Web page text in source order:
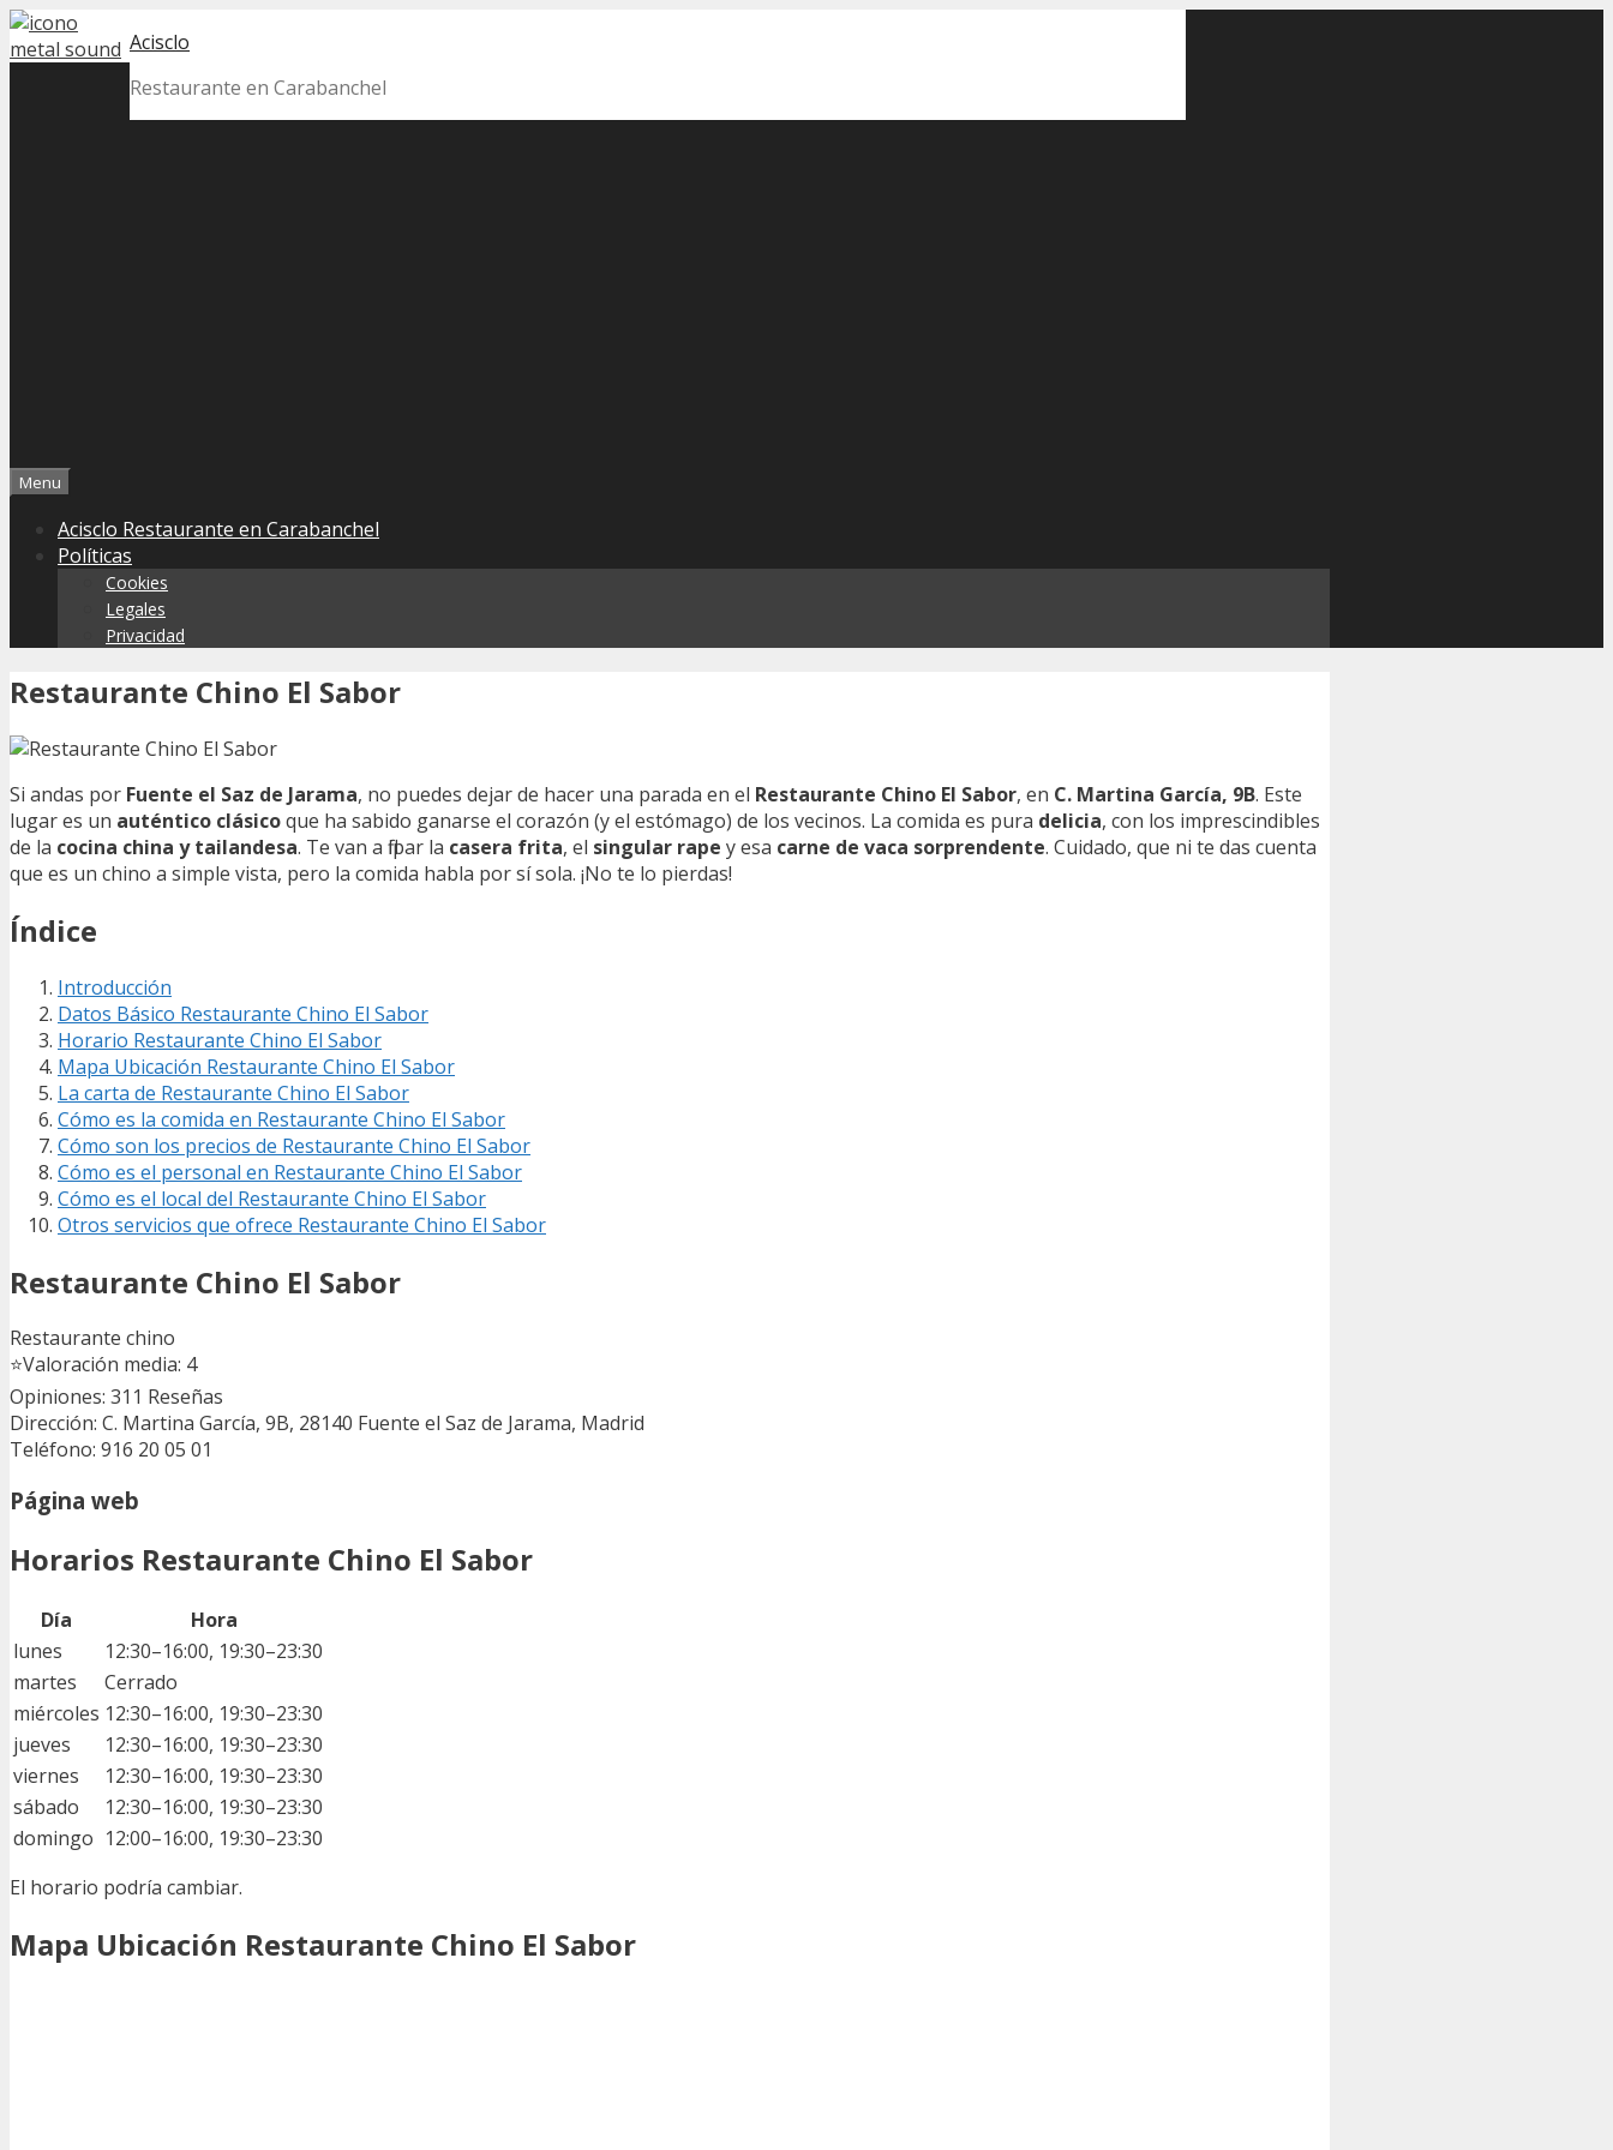
Skip
to
Acisclo
Restaurante en Carabanchel
Menu
Acisclo Restaurante en Carabanchel
Políticas
Cookies
Legales
Privacidad
Restaurante Chino El Sabor
Si andas por Fuente el Saz de Jarama, no puedes dejar de hacer una parada en el Restaurante Chino El Sabor, en C. Martina García, 9B. Este
lugar es un auténtico clásicoque ha sabido ganarse el corazón (y el estómago) de los vecinos. La comida es pura delicia, con los imprescindibles
de la cocina china y tailandesa. Te van a flipar la casera frita, el singular rape y esa carne de vaca sorprendente. Cuidado, que ni te das cuenta
que es un chino a simple vista, pero la comida habla por sí sola. ¡No te lo pierdas!
Índice
Introducción
Datos Básico Restaurante Chino El Sabor
Horario Restaurante Chino El Sabor
Mapa Ubicación Restaurante Chino El Sabor
La carta de Restaurante Chino El Sabor
Cómo es la comida en Restaurante Chino El Sabor
Cómo son los precios de Restaurante Chino El Sabor
Cómo es el personal en Restaurante Chino El Sabor
Cómo es el local del Restaurante Chino El Sabor
Otros servicios que ofrece Restaurante Chino El Sabor
Restaurante Chino El Sabor
Restaurante chino
⭐Valoración media: 4
Opiniones: 311 Reseñas
Dirección: C. Martina García, 9B, 28140 Fuente el Saz de Jarama, Madrid
Teléfono: 916 20 05 01
Página web
Horarios Restaurante Chino El Sabor
Día
Hora
lunes
12:30–16:00, 19:30–23:30
martes
Cerrado
miércoles 12:30–16:00, 19:30–23:30
jueves
12:30–16:00, 19:30–23:30
viernes
12:30–16:00, 19:30–23:30
sábado
12:30–16:00, 19:30–23:30
domingo 12:00–16:00, 19:30–23:30
El horario podría cambiar.
Mapa Ubicación Restaurante Chino El Sabor